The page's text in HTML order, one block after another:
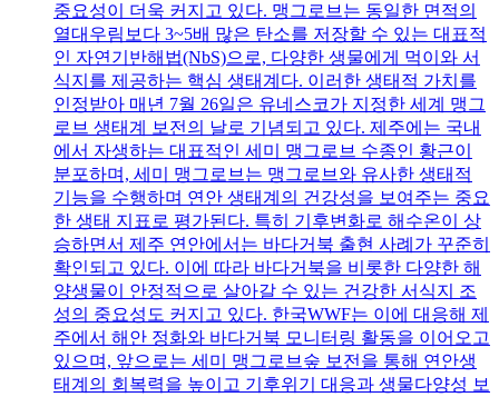
중요성이 더욱 커지고 있다. 맹그로브는 동일한 면적의
열대우림보다 3~5배 많은 탄소를 저장할 수 있는 대표적
인 자연기반해법(NbS)으로, 다양한 생물에게 먹이와 서
식지를 제공하는 핵심 생태계다. 이러한 생태적 가치를
인정받아 매년 7월 26일은 유네스코가 지정한 세계 맹그
로브 생태계 보전의 날로 기념되고 있다. 제주에는 국내
에서 자생하는 대표적인 세미 맹그로브 수종인 황근이
분포하며, 세미 맹그로브는 맹그로브와 유사한 생태적
기능을 수행하며 연안 생태계의 건강성을 보여주는 중요
한 생태 지표로 평가된다. 특히 기후변화로 해수온이 상
승하면서 제주 연안에서는 바다거북 출현 사례가 꾸준히
확인되고 있다. 이에 따라 바다거북을 비롯한 다양한 해
양생물이 안정적으로 살아갈 수 있는 건강한 서식지 조
성의 중요성도 커지고 있다. 한국WWF는 이에 대응해 제
주에서 해안 정화와 바다거북 모니터링 활동을 이어오고
있으며, 앞으로는 세미 맹그로브숲 보전을 통해 연안생
태계의 회복력을 높이고 기후위기 대응과 생물다양성 보